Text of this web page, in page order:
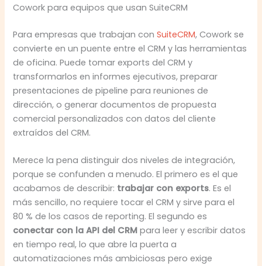
Cowork para equipos que usan SuiteCRM
Para empresas que trabajan conSuiteCRM, Cowork se
convierte en un puente entre el CRM y las herramientas
de oficina. Puede tomar exports del CRM y
transformarlos en informes ejecutivos, preparar
presentaciones de pipeline para reuniones de
dirección, o generar documentos de propuesta
comercial personalizados con datos del cliente
extraídos del CRM.
Merece la pena distinguir dos niveles de integración,
porque se confunden a menudo. El primero es el que
acabamos de describir: trabajar con exports. Es el
más sencillo, no requiere tocar el CRM y sirve para el
80 % de los casos de reporting. El segundo es
conectar con la API del CRM para leer y escribir datos
en tiempo real, lo que abre la puerta a
automatizaciones más ambiciosas pero exige